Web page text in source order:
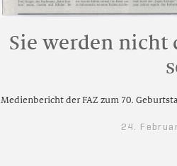
Sie werden nicht
Medienbericht der FAZ zum 70.
24.